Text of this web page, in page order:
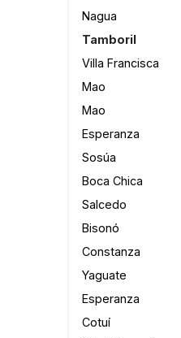
Nagua
Tamboril
Villa Francisca
Mao
Mao
Esperanza
Sosúa
Boca Chica
Salcedo
Bisonó
Constanza
Yaguate
Esperanza
Cotuí